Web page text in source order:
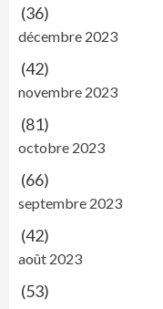
(36)
décembre 2023
(42)
novembre 2023
(81)
octobre 2023
(66)
septembre 2023
(42)
août 2023
(53)